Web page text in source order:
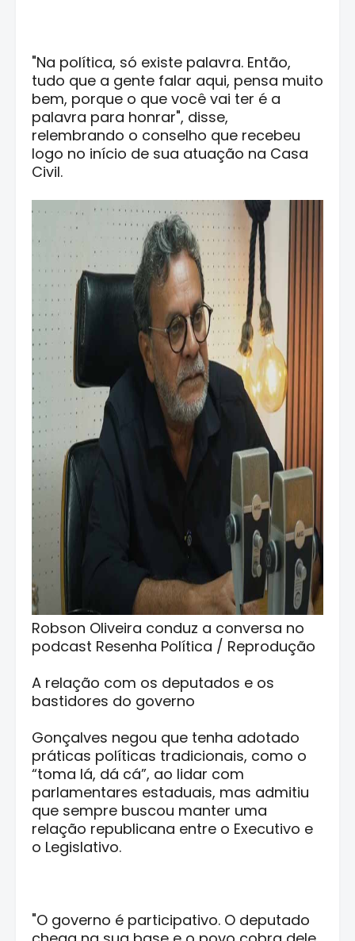
"Na política, só existe palavra. Então,
tudo que a gente falar aqui, pensa muito
bem, porque o que você vai ter é a
palavra para honrar", disse,
relembrando o conselho que recebeu
logo no início de sua atuação na Casa
Civil.
Robson Oliveira conduz a conversa no
podcast Resenha Política / Reprodução
A relação com os deputados e os
bastidores do governo
Gonçalves negou que tenha adotado
práticas políticas tradicionais, como o
“toma lá, dá cá”, ao lidar com
parlamentares estaduais, mas admitiu
que sempre buscou manter uma
relação republicana entre o Executivo e
o Legislativo.
"O governo é participativo. O deputado